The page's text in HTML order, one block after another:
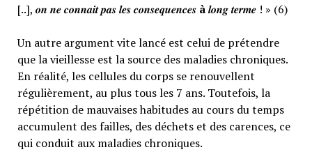
[..], 𝒐𝒏 𝒏𝒆 𝒄𝒐𝒏𝒏𝒂𝒊𝒕 𝒑𝒂𝒔 𝒍𝒆𝒔 𝒄𝒐𝒏𝒔𝒆𝒒𝒖𝒆𝒏𝒄𝒆𝒔 à𝒍𝒐𝒏𝒈 𝒕𝒆𝒓𝒎𝒆 ! » (6)
Un autre argument vite lancé est celui de prétendre
que la vieillesse est la source des maladies chroniques.
En réalité, les cellules du corps se renouvellent
régulièrement, au plus tous les 7 ans. Toutefois, la
répétition de mauvaises habitudes au cours du temps
accumulent des failles, des déchets et des carences, ce
qui conduit aux maladies chroniques.